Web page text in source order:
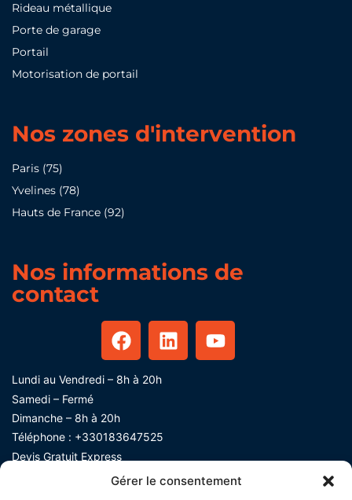
Gérer le consentement
Rideau métallique
Porte de garage
Portail
Motorisation de portail
Nos zones d'intervention
Paris (75)
Yvelines (78)
Hauts de France (92)
Nos informations de
contact
Lundi au Vendredi – 8h à 20h
Samedi – Fermé
Dimanche – 8h à 20h
Téléphone : +330183647525
Devis Gratuit Express​